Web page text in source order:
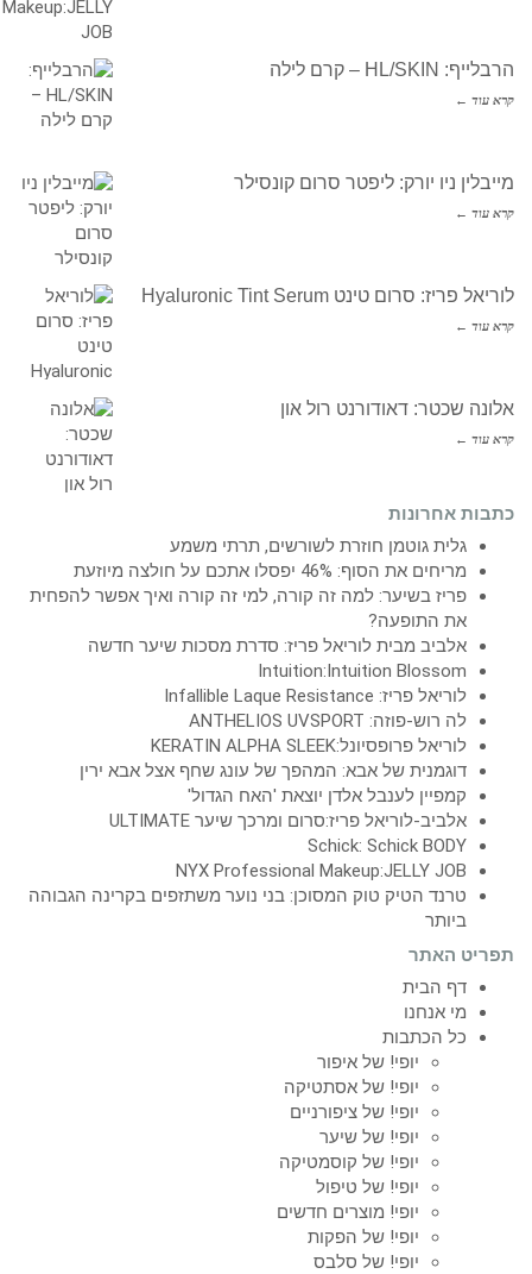
הרבלייף: HL/SKIN – קרם לילה
קרא עוד ←
מייבלין ניו יורק: ליפטר סרום קונסילר
קרא עוד ←
לוריאל פריז: סרום טינט Hyaluronic Tint Serum
קרא עוד ←
אלונה שכטר: דאודורנט רול און
קרא עוד ←
כתבות אחרונות
גלית גוטמן חוזרת לשורשים, תרתי משמע
מריחים את הסוף: 46% יפסלו אתכם על חולצה מיוזעת
פריז בשיער: למה זה קורה, למי זה קורה ואיך אפשר להפחית
את התופעה?
אלביב מבית לוריאל פריז: סדרת מסכות שיער חדשה
Intuition:Intuition Blossom
לוריאל פריז: Infallible Laque Resistance
לה רוש-פוזה: ANTHELIOS UVSPORT
לוריאל פרופסיונל:KERATIN ALPHA SLEEK
דוגמנית של אבא: המהפך של עונג שחף אצל אבא ירין
קמפיין לענבל אלדן יוצאת 'האח הגדול'
אלביב-לוריאל פריז:סרום ומרכך שיער ULTIMATE
Schick: Schick BODY
NYX Professional Makeup:JELLY JOB
טרנד הטיק טוק המסוכן: בני נוער משתזפים בקרינה הגבוהה
ביותר
תפריט האתר
דף הבית
מי אנחנו
כל הכתבות
יופי! של איפור
יופי! של אסתטיקה
יופי! של ציפורניים
יופי! של שיער
יופי! של קוסמטיקה
יופי! של טיפול
יופי! מוצרים חדשים
יופי! של הפקות
יופי! של סלבס